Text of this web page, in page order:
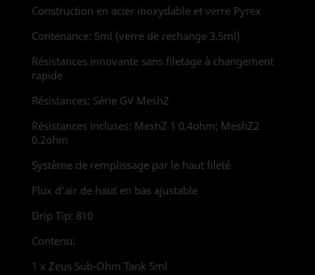
Construction en acier inoxydable et verre Pyrex
Contenance: 5ml (verre de rechange 3.5ml)
Résistances innovante sans filetage à changement
rapide
Résistances: Série GV MeshZ
Résistances incluses: MeshZ 1 0.4ohm; MeshZ2
0.2ohm
Système de remplissage par le haut fileté
Flux d'air de haut en bas ajustable
Drip Tip: 810
Contenu:
1 x Zeus Sub-Ohm Tank 5ml